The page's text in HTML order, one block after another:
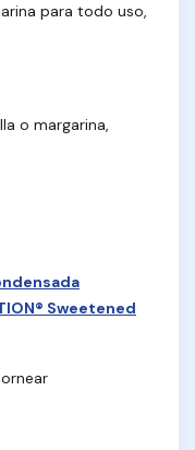
para todo uso,
o margarina,
Sweetened